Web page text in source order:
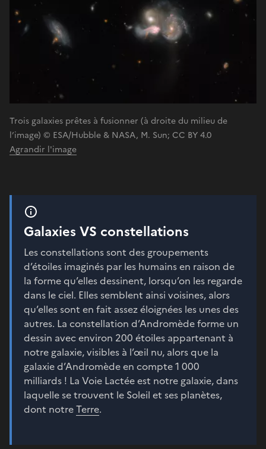
Trois galaxies prêtes à fusionner (à droite du milieu de
l’image) © ESA/Hubble & NASA, M. Sun; CC BY 4.0
Agrandir l'image
Galaxies VS constellations
Les constellations sont des groupements
d’étoiles imaginés par les humains en raison de
la forme qu’elles dessinent, lorsqu’on les regarde
dans le ciel. Elles semblent ainsi voisines, alors
qu’elles sont en fait assez éloignées les unes des
autres. La constellation d’Andromède forme un
dessin avec environ 200 étoiles appartenant à
notre galaxie, visibles à l’œil nu, alors que la
galaxie d’Andromède en compte 1 000
milliards ! La Voie Lactée est notre galaxie, dans
laquelle se trouvent le Soleil et ses planètes,
dont notreTerre.